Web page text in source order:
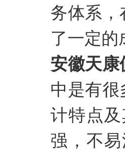
务体系，
了一定的
安徽天康
中是有
计特点
强，不